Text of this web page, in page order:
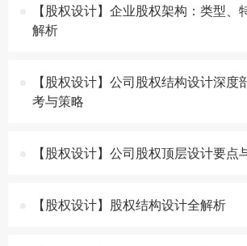
【股权设计】企业股权架构：类型、
解析
【股权设计】公司股权结构设计深度
考与策略
【股权设计】公司股权顶层设计要点
【股权设计】股权结构设计全解析